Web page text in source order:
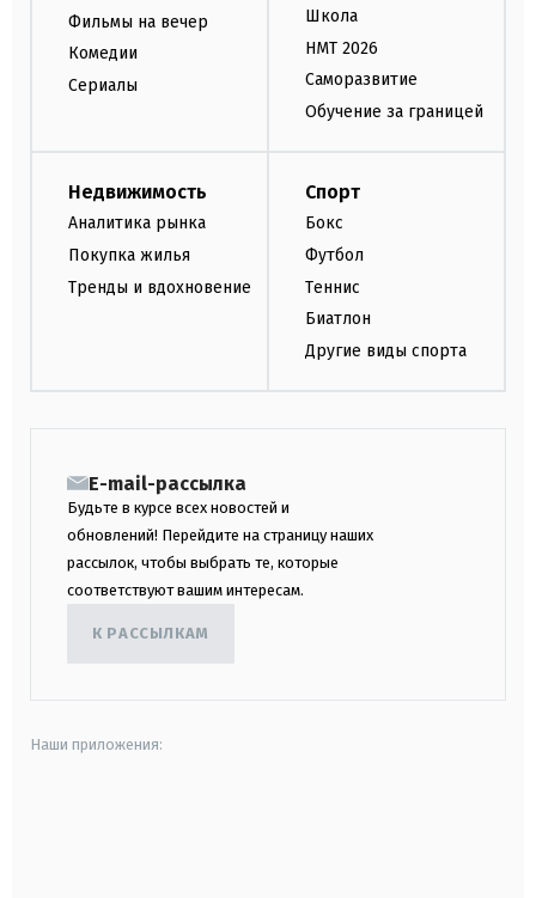
Фильмы на вечер
Комедии
Сериалы
Школа
НМТ 2026
Саморазвитие
Обучение за границей
Недвижимость
Аналитика рынка
Покупка жилья
Тренды и вдохновение
Спорт
Бокс
Футбол
Теннис
Биатлон
Другие виды спорта
E-mail-рассылка
Будьте в курсе всех новостей и
обновлений! Перейдите на страницу наших
рассылок, чтобы выбрать те, которые
соответствуют вашим интересам.
К РАССЫЛКАМ
Наши приложения: